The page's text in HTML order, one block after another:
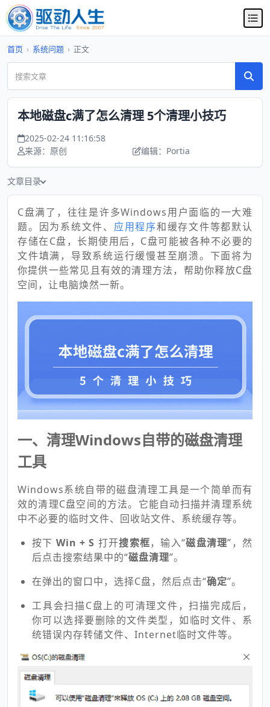
首页 › 系统问题 › 正文
本地磁盘c满了怎么清理 5个清理小技巧
2025-02-24 11:16:58
来源：原创
编辑：Portia
文章目录
C盘满了，往往是许多Windows用户面临的一大难
题。因为系统文件、 应用程序和缓存文件等都默认
存储在C盘，长期使用后，C盘可能被各种不必要的
文件填满，导致系统运行缓慢甚至崩溃。下面将为
你提供一些常见且有效的清理方法，帮助你释放C盘
空间，让电脑焕然一新。
一、清理Windows自带的磁盘清理
工具
Windows系统自带的磁盘清理工具是一个简单而有
效的清理C盘空间的方法。它能自动扫描并清理系统
中不必要的临时文件、回收站文件、系统缓存等。
按下 Win + S 打开搜索框，输入“磁盘清理”，然
后点击搜索结果中的“磁盘清理”。
在弹出的窗口中，选择C盘，然后点击“确定”。
工具会扫描C盘上的可清理文件，扫描完成后，
你可以选择要删除的文件类型，如临时文件、系
统错误内存转储文件、Internet临时文件等。